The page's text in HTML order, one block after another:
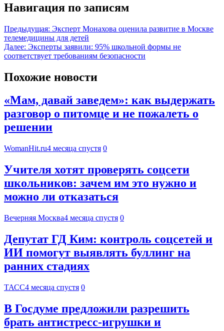
Навигация по записям
Предыдущая: Эксперт Монахова оценила развитие в Москве
телемедицины для детей
Далее: Эксперты заявили: 95% школьной формы не
соответствует требованиям безопасности
Похожие новости
«Мам, давай заведем»: как выдержать
разговор о питомце и не пожалеть о
решении
WomanHit.ru4 месяца спустя 0
Учителя хотят проверять соцсети
школьников: зачем им это нужно и
можно ли отказаться
Вечерняя Москва4 месяца спустя 0
Депутат ГД Ким: контроль соцсетей и
ИИ помогут выявлять буллинг на
ранних стадиях
ТАСС4 месяца спустя 0
В Госдуме предложили разрешить
брать антистресс-игрушки и